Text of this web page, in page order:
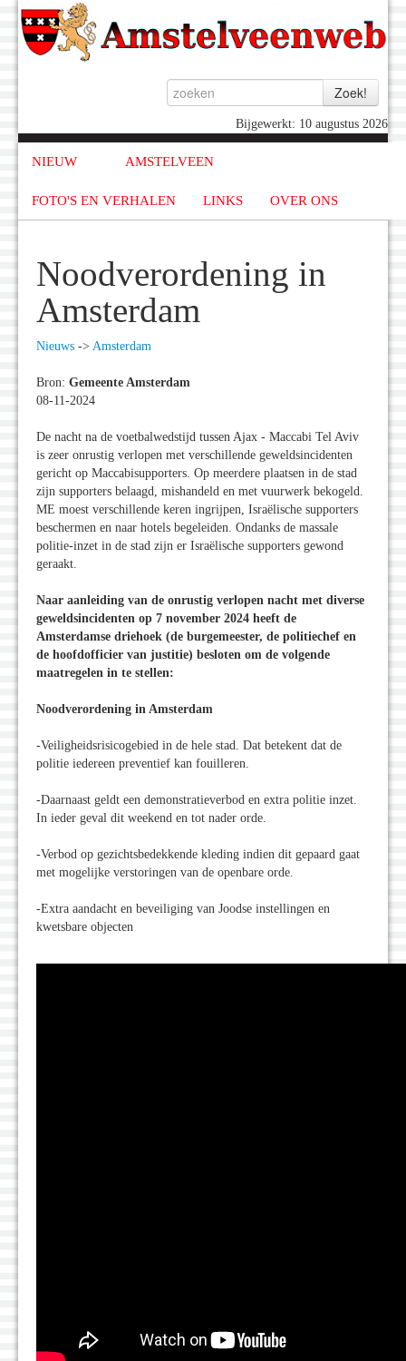
Bijgewerkt: 10 augustus 2026
NIEUW AMSTELVEEN
FOTO'S EN VERHALEN LINKS OVER ONS
Noodverordening in
Amsterdam
Nieuws -> Amsterdam
Bron: Gemeente Amsterdam
08-11-2024
De nacht na de voetbalwedstijd tussen Ajax - Maccabi Tel Aviv
is zeer onrustig verlopen met verschillende geweldsincidenten
gericht op Maccabisupporters. Op meerdere plaatsen in de stad
zijn supporters belaagd, mishandeld en met vuurwerk bekogeld.
ME moest verschillende keren ingrijpen, Israëlische supporters
beschermen en naar hotels begeleiden. Ondanks de massale
politie-inzet in de stad zijn er Israëlische supporters gewond
geraakt.
Naar aanleiding van de onrustig verlopen nacht met diverse
geweldsincidenten op 7 november 2024 heeft de
Amsterdamse driehoek (de burgemeester, de politiechef en
de hoofdofficier van justitie) besloten om de volgende
maatregelen in te stellen:
Noodverordening in Amsterdam
-Veiligheidsrisicogebied in de hele stad. Dat betekent dat de
politie iedereen preventief kan fouilleren.
-Daarnaast geldt een demonstratieverbod en extra politie inzet.
In ieder geval dit weekend en tot nader orde.
-Verbod op gezichtsbedekkende kleding indien dit gepaard gaat
met mogelijke verstoringen van de openbare orde.
-Extra aandacht en beveiliging van Joodse instellingen en
kwetsbare objecten